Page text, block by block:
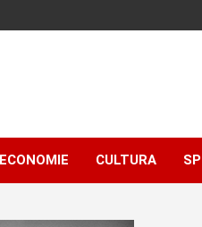
ECONOMIE CULTURA